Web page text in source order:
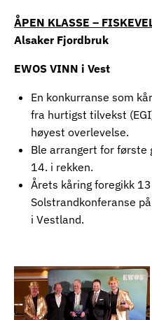
ÅPEN KLASSE –
Alsaker Fjordbruk
EWOS VINN i Vest
En konkurranse som
fra hurtigst tilvekst
høyest overlevelse.
Ble arrangert for første
14. i rekken.
Årets kåring foregikk
Solstrandkonferanse
i Vestland.